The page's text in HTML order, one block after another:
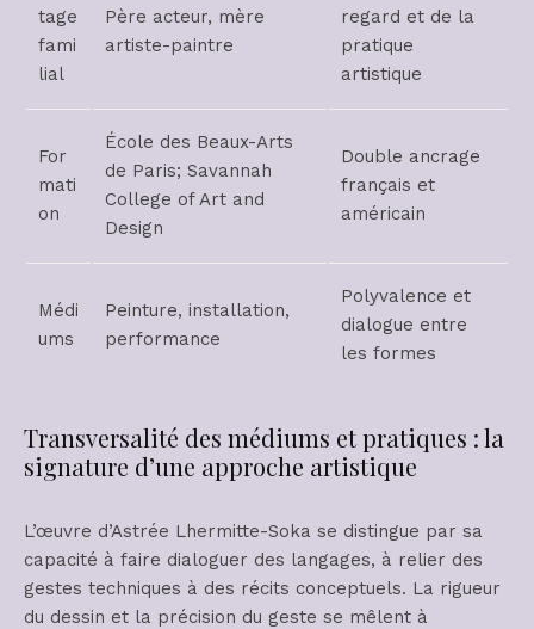
tage
fami
lial
Père acteur, mère
artiste-paintre
regard et de la
pratique
artistique
For
mati
on
École des Beaux-Arts
de Paris; Savannah
College of Art and
Design
Double ancrage
français et
américain
Médi
ums
Peinture, installation,
performance
Polyvalence et
dialogue entre
les formes
Transversalité des médiums et pratiques : la
signature d’une approche artistique
L’œuvre d’Astrée Lhermitte-Soka se distingue par sa
capacité à faire dialoguer des langages, à relier des
gestes techniques à des récits conceptuels. La rigueur
du dessin et la précision du geste se mêlent à